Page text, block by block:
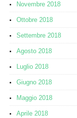
Novembre 2018
Ottobre 2018
Settembre 2018
Agosto 2018
Luglio 2018
Giugno 2018
Maggio 2018
Aprile 2018